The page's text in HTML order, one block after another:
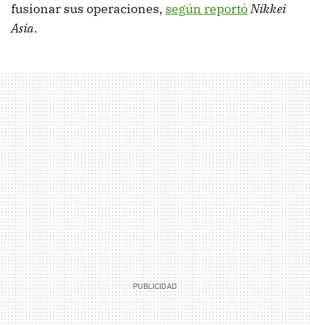
fusionar sus operaciones, según reportóNikkei
Asia.